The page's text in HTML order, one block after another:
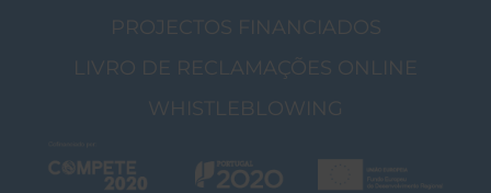
PROJECTOS FINANCIADOS
LIVRO DE RECLAMAÇÕES ONLINE
WHISTLEBLOWING